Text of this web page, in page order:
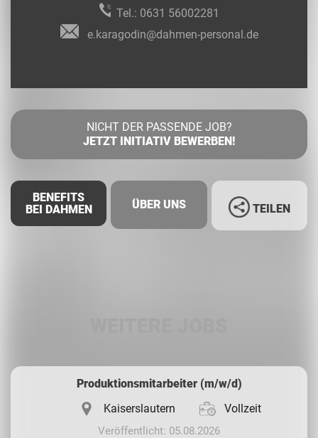
Tel.: 0631 56002281
e.karagodin@dahmen-personal.de
NICHT DER PASSENDE JOB?
JETZT INITIATIV BEWERBEN!
BENEFITS
BEI DAHMEN
ÜBER UNS TEILEN
Produktionsmitarbeiter (m/w/d)
Kaiserslautern
Vollzeit
Veröffentlicht: 05.08.2026